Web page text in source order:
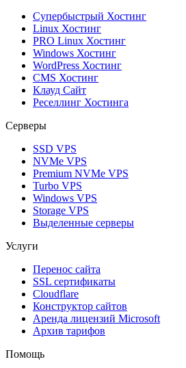
Супербыстрый Хостинг
Linux Хостинг
PRO Linux Хостинг
Windows Хостинг
WordPress Хостинг
CMS Хостинг
Клауд Сайт
Реселлинг Хостинга
Серверы
SSD VPS
NVMe VPS
Premium NVMe VPS
Turbo VPS
Windows VPS
Storage VPS
Выделенные серверы
Услуги
Перенос сайта
SSL сертификаты
Clоudflare
Конструктор сайтов
Аренда лицензий Microsoft
Архив тарифов
Помощь